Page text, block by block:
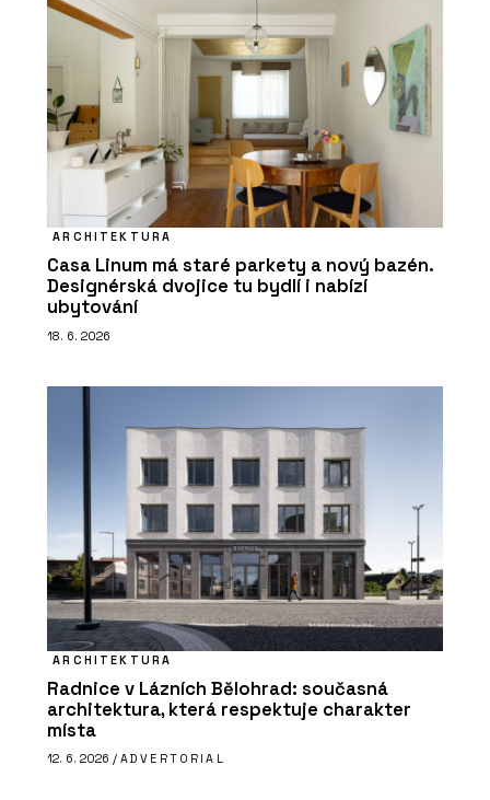
ARCHITEKTURA
Casa Linum má staré parkety a nový bazén.
Designérská dvojice tu bydlí i nabízí
ubytování
18. 6. 2026
ARCHITEKTURA
Radnice v Lázních Bělohrad: současná
architektura, která respektuje charakter
místa
12. 6. 2026 / ADVERTORIAL